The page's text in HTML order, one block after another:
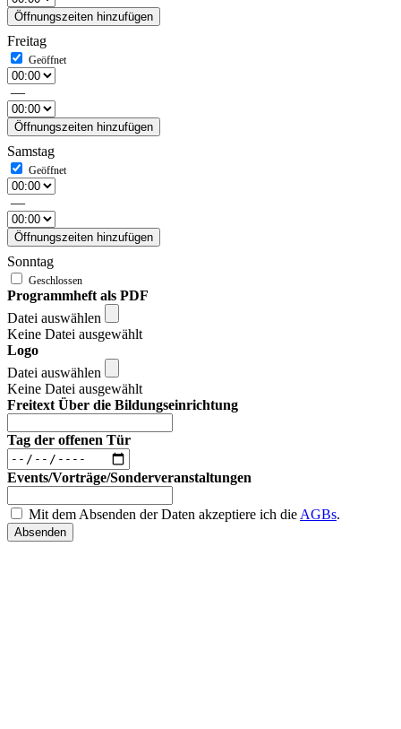
Öffnungszeiten hinzufügen
Freitag
—
Öffnungszeiten hinzufügen
Samstag
—
Öffnungszeiten hinzufügen
Sonntag
Programmheft als PDF
Datei auswählen
Keine Datei ausgewählt
Logo
Datei auswählen
Keine Datei ausgewählt
Freitext Über die Bildungseinrichtung
Tag der offenen Tür
Events/Vorträge/Sonderveranstaltungen
Mit dem Absenden der Daten akzeptiere ich die AGBs.
Absenden